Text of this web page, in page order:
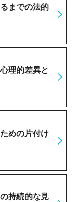
までの法的
理的差異と
めの片付け
持続的な見